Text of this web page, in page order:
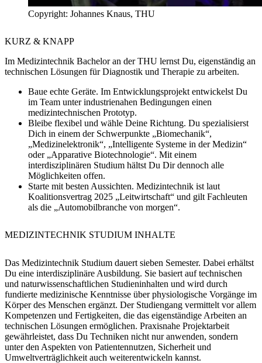
Copyright: Johannes Knaus, THU
KURZ & KNAPP
Im Medizintechnik Bachelor an der THU lernst Du, eigenständig an
technischen Lösungen für Diagnostik und Therapie zu arbeiten.
Baue echte Geräte. Im Entwicklungsprojekt entwickelst Du
im Team unter industrienahen Bedingungen einen
medizintechnischen Prototyp.
Bleibe flexibel und wähle Deine Richtung. Du spezialisierst
Dich in einem der Schwerpunkte „Biomechanik“,
„Medizinelektronik“, „Intelligente Systeme in der Medizin“
oder „Apparative Biotechnologie“. Mit einem
interdisziplinären Studium hältst Du Dir dennoch alle
Möglichkeiten offen.
Starte mit besten Aussichten. Medizintechnik ist laut
Koalitionsvertrag 2025 „Leitwirtschaft“ und gilt Fachleuten
als die „Automobilbranche von morgen“.
MEDIZINTECHNIK STUDIUM INHALTE
Das Medizintechnik Studium dauert sieben Semester. Dabei erhältst
Du eine interdisziplinäre Ausbildung. Sie basiert auf technischen
und naturwissenschaftlichen Studieninhalten und wird durch
fundierte medizinische Kenntnisse über physiologische Vorgänge im
Körper des Menschen ergänzt. Der Studiengang vermittelt vor allem
Kompetenzen und Fertigkeiten, die das eigenständige Arbeiten an
technischen Lösungen ermöglichen. Praxisnahe Projektarbeit
gewährleistet, dass Du Techniken nicht nur anwenden, sondern
unter den Aspekten von Patientennutzen, Sicherheit und
Umweltverträglichkeit auch weiterentwickeln kannst.